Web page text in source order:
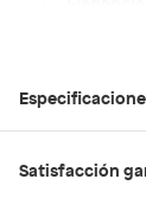
tus
Hecho en
Satisfacción